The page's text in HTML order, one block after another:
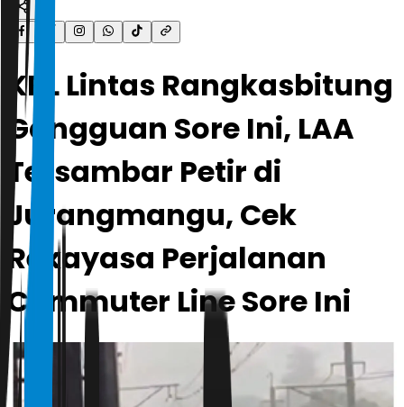
KRL Lintas Rangkasbitung
Gangguan Sore Ini, LAA
Tersambar Petir di
Jurangmangu, Cek
Rekayasa Perjalanan
Commuter Line Sore Ini